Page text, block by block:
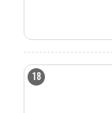
18